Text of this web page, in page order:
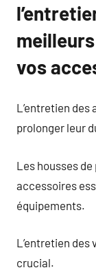
vos
L’entretien
prolonger leur
Les housses
accessoires
équipements.
L’entretien
crucial.